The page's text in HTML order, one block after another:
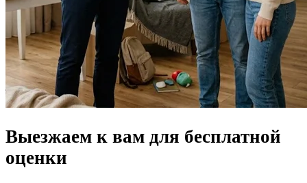
Выезжаем к вам для бесплатной
оценки